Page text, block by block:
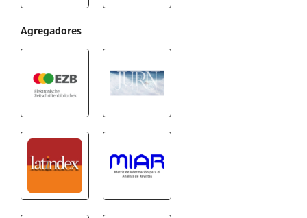
Agregadores